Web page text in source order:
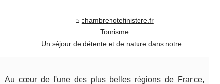
chambrehotefinistere.fr
Tourisme
Un séjour de détente et de nature dans notre...
Au cœur de l'une des plus belles régions de France,